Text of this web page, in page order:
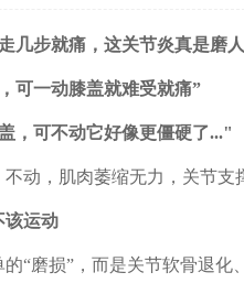
步就痛，这关节炎真是磨
一动膝盖就难受就痛”
可不动它好像更僵硬了..."
，肌肉萎缩无力，关节支
运动
磨损”，而是关节软骨退化